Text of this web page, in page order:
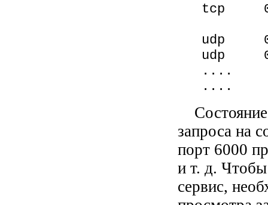
....
....
Состояние
запроса на
порт 6000
и т. д.
сервис,